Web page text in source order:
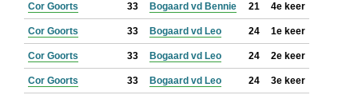
Cor Goorts 33 Bogaard vd Bennie 21 4e keer
Cor Goorts 33 Bogaard vd Leo 24 1e keer
Cor Goorts 33 Bogaard vd Leo 24 2e keer
Cor Goorts 33 Bogaard vd Leo 24 3e keer